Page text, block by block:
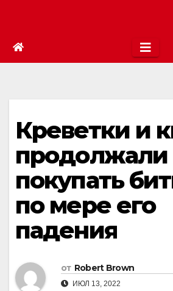
Креветки и
продолжали
покупать
по мере его
падения
от Robert Brown
ИЮЛ 13, 2022